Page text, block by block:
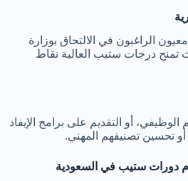
الراغبون في الالتحاق بوزارة
تمنح درجات ستيب العالية نقاط
أو التقديم على برامج الإيفاد
أو تحسين تصنيفهم المهني.
دورات ستيب في السعودية